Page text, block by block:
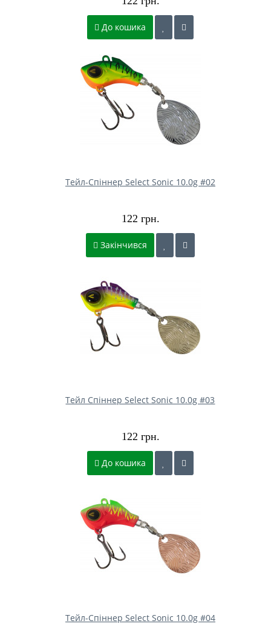
До кошика
Тейл-Спіннер Select Sonic 10.0g #02
122 грн.
Закінчився
Тейл Спіннер Select Sonic 10.0g #03
122 грн.
До кошика
Тейл-Спіннер Select Sonic 10.0g #04